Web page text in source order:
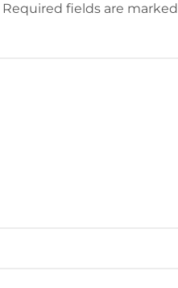
Required fields are marked